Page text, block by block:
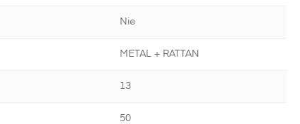
Nie
METAL + RATTAN
13
50